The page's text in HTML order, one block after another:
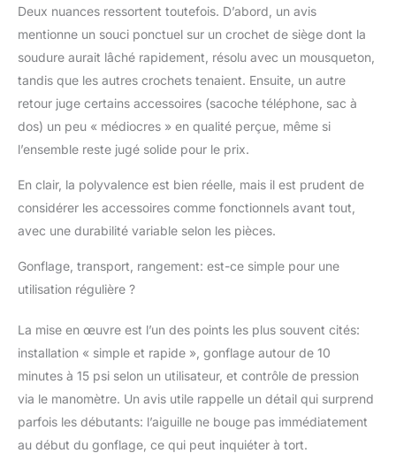
dos paddle board, 1
sac étanche, 1 kit de
réparation et 3 notices.
Grâce à ses 11 anneaux
en D, ce stand paddle
gonflable permet de
fixer siège ou glacière
board polyvalent est
l'équipement idéal pour
toutes vos
configurations et
aventures nautiques
totale.
Deux nuances ressortent toutefois. D’abord, un avis
mentionne un souci ponctuel sur un crochet de siège dont la
soudure aurait lâché rapidement, résolu avec un mousqueton,
tandis que les autres crochets tenaient. Ensuite, un autre
retour juge certains accessoires (sacoche téléphone, sac à
dos) un peu « médiocres » en qualité perçue, même si
l’ensemble reste jugé solide pour le prix.
En clair, la polyvalence est bien réelle, mais il est prudent de
considérer les accessoires comme fonctionnels avant tout,
avec une durabilité variable selon les pièces.
Gonflage, transport, rangement: est-ce simple pour une
utilisation régulière ?
La mise en œuvre est l’un des points les plus souvent cités:
installation « simple et rapide », gonflage autour de 10
minutes à 15 psi selon un utilisateur, et contrôle de pression
via le manomètre. Un avis utile rappelle un détail qui surprend
parfois les débutants: l’aiguille ne bouge pas immédiatement
au début du gonflage, ce qui peut inquiéter à tort.